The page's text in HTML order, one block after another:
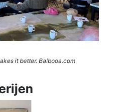
it better. Balbooa.com